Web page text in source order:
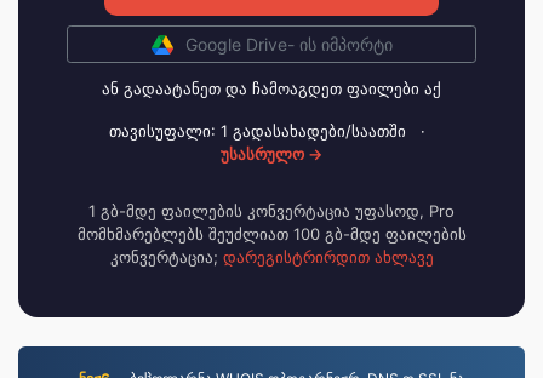
Google Drive- ის იმპორტი
ან გადაატანეთ და ჩამოაგდეთ ფაილები აქ
თავისუფალი: 1 გადასახადები/საათში
·
უსასრულო →
1 გბ-მდე ფაილების კონვერტაცია უფასოდ, Pro
მომხმარებლებს შეუძლიათ 100 გბ-მდე ფაილების
კონვერტაცია; დარეგისტრირდით ახლავე